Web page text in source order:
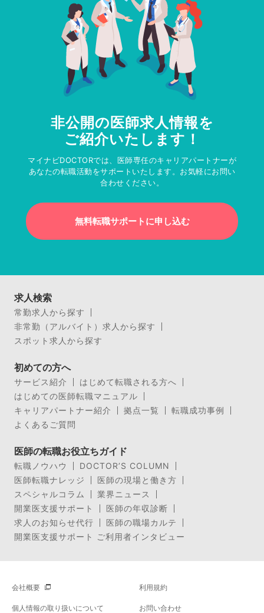
非公開の医師求人情報を
ご紹介いたします！
マイナビDOCTORでは、医師専任のキャリアパートナーが
あなたの転職活動をサポートいたします。お気軽にお問い
合わせください。
無料転職サポートに申し込む
求人検索
常勤求人から探す
非常勤（アルバイト）求人から探す
スポット求人から探す
初めての方へ
サービス紹介
はじめて転職される方へ
はじめての医師転職マニュアル
キャリアパートナー紹介
拠点一覧
転職成功事例
よくあるご質問
医師の転職お役立ちガイド
転職ノウハウ
DOCTOR’S COLUMN
医師転職ナレッジ
医師の現場と働き方
スペシャルコラム
業界ニュース
開業医支援サポート
医師の年収診断
求人のお知らせ代行
医師の職場カルテ
開業医支援サポート ご利用者インタビュー
会社概要 利用規約
個人情報の取り扱いについて お問い合わせ